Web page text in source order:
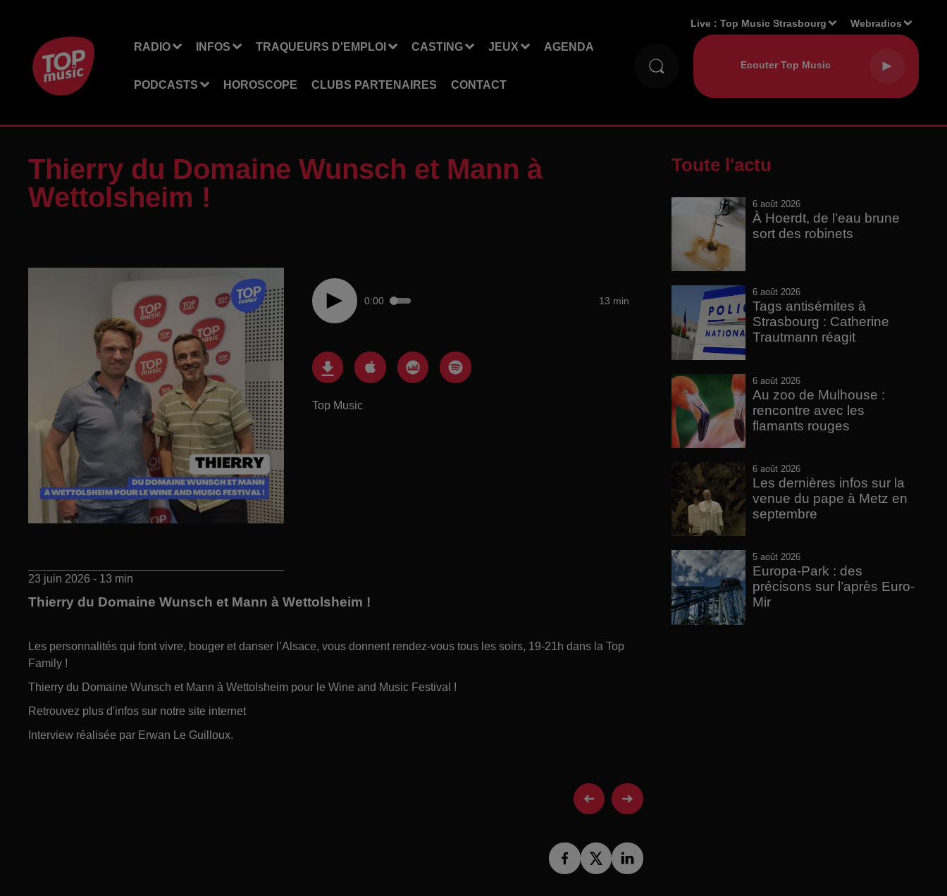
RADIO INFOS TRAQUEURS D'EMPLOI CASTING JEUX AGENDA
PODCASTS HOROSCOPE CLUBS PARTENAIRES CONTACT
Live :Top Music Strasbourg Webradios
Thierry du Domaine Wunsch et Mann à
Wettolsheim !
0:00 13 min
Top Music
23 juin 2026 - 13 min
Thierry du Domaine Wunsch et Mann à Wettolsheim !
Les personnalités qui font vivre, bouger et danser l’Alsace, vous donnent rendez-vous tous les soirs, 19-21h dans la Top
Family !
Thierry du Domaine Wunsch et Mann à Wettolsheim pour le Wine and Music Festival !
Retrouvez plus d'infos sur notre site internet
Interview réalisée par Erwan Le Guilloux.
Toute l'actu
6 août 2026
À Hoerdt, de l’eau brune
sort des robinets
6 août 2026
Tags antisémites à
Strasbourg : Catherine
Trautmann réagit
6 août 2026
Au zoo de Mulhouse :
rencontre avec les
flamants rouges
6 août 2026
Les dernières infos sur la
venue du pape à Metz en
septembre
5 août 2026
Europa-Park : des
précisons sur l’après Euro-
Mir